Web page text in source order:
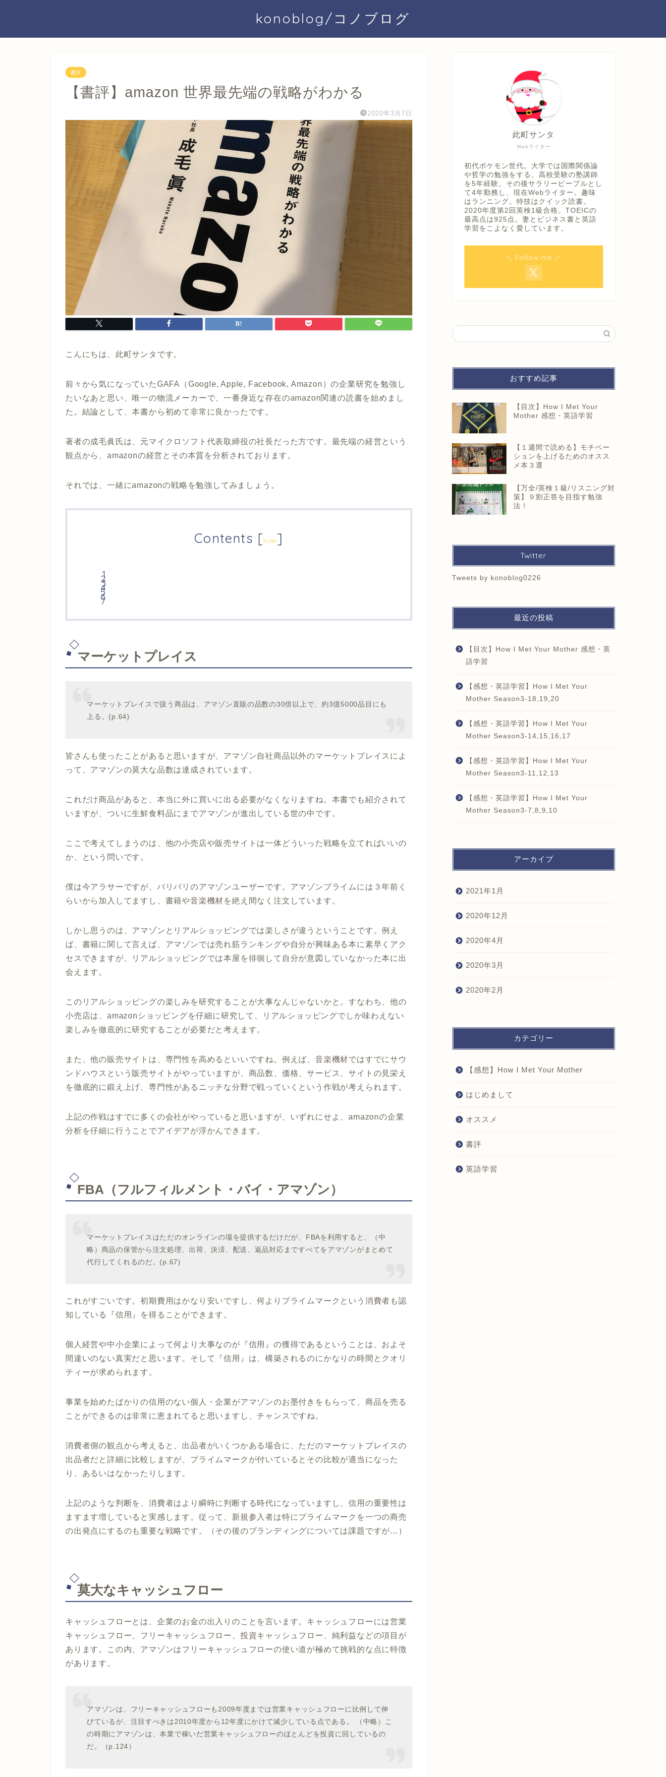
konoblog/コノブログ
書評
【書評】amazon 世界最先端の戦略がわかる
2020年3月7日
こんにちは、此町サンタです。
前々から気になっていたGAFA（Google, Apple, Facebook, Amazon）の企業研究を勉強し
たいなあと思い、唯一の物流メーカーで、一番身近な存在のamazon関連の読書を始めまし
た。結論として、本書から初めて非常に良かったです。
著者の成毛眞氏は、元マイクロソフト代表取締役の社長だった方です。最先端の経営という
観点から、 amazonの経営とその本質を分析されております。
それでは、一緒にamazonの戦略を勉強してみましょう。
Contents [hide]
マーケットプレイス
マーケットプレイスで扱う商品は、アマゾン直販の品数の30倍以上で、約3億5000品目にも
上る。(p.64)
皆さんも使ったことがあると思いますが、アマゾン自社商品以外のマーケットプレイスによ
って、アマゾンの莫大な品数は達成されています。
これだけ商品があると、本当に外に買いに出る必要がなくなりますね。本書でも紹介されて
いますが、ついに生鮮食料品にまでアマゾンが進出している世の中です。
ここで考えてしまうのは、他の小売店や販売サイトは一体どういった戦略を立てればいいの
か、という問いです。
僕は今アラサーですが、バリバリのアマゾンユーザーです。アマゾンプライムには３年前く
らいから加入してますし、書籍や音楽機材を絶え間なく注文しています。
しかし思うのは、アマゾンとリアルショッピングでは楽しさが違うということです。例え
ば、書籍に関して言えば、アマゾンでは売れ筋ランキングや自分が興味ある本に素早くアク
セスできますが、リアルショッピングでは本屋を徘徊して自分が意図していなかった本に出
会えます。
このリアルショッピングの楽しみを研究することが大事なんじゃないかと。すなわち、他の
小売店は、 amazon ショッピングを仔細に研究して、リアルショッピングでしか味わえない
楽しみを徹底的に研究することが必要だと考えます。
また、他の販売サイトは、専門性を高めるといいですね。例えば、音楽機材ではすでにサウ
ンドハウスという販売サイトがやっていますが、商品数、価格、サービス、サイトの見栄え
を徹底的に鍛え上げ、専門性があるニッチな分野で戦っていくという作戦が考えられます。
上記の作戦はすでに多くの会社がやっていると思いますが、いずれにせよ、amazonの企業
分析を仔細に行うことでアイデアが浮かんできます。
FBA （フルフィルメント・バイ・アマゾン）
マーケットプレイスはただのオンラインの場を提供するだけだが、 FBAを利用すると、（中
略）商品の保管から注文処理、出荷、決済、配送、返品対応まですべてをアマゾンがまとめて
代行してくれるのだ。(p.67)
これがすごいです。初期費用はかなり安いですし、何よりプライムマークという消費者も認
知している『信用』を得ることができます。
個人経営や中小企業によって何より大事なのが『信用』の獲得であるということは、およそ
間違いのない真実だと思います。そして『信用』は、構築されるのにかなりの時間とクオリ
ティーが求められます。
事業を始めたばかりの信用のない個人・企業がアマゾンのお墨付きをもらって、商品を売る
ことができるのは非常に恵まれてると思いますし、チャンスですね。
消費者側の観点から考えると、出品者がいくつかある場合に、ただのマーケットプレイスの
出品者だと詳細に比較しますが、プライムマークが付いているとその比較が適当になった
り、あるいはなかったりします。
上記のような判断を、消費者はより瞬時に判断する時代になっていますし、信用の重要性は
ますます増していると実感します。従って、新規参入者は特にプライムマークを一つの商売
の出発点にするのも重要な戦略です。（その後のブランディングについては課題ですが… ）
莫大なキャッシュフロー
キャッシュフローとは、企業のお金の出入りのことを言います。キャッシュフローには営業
キャッシュフロー、フリーキャッシュフロー、投資キャッシュフロー、純利益などの項目が
あります。この内、アマゾンはフリーキャッシュフローの使い道が極めて挑戦的な点に特徴
があります。
アマゾンは、フリーキャッシュフローも 2009年度までは営業キャッシュフローに比例して伸
びているが、注目すべきは2010年度から 12年度にかけて減少している点である。 （中略）こ
の時期にアマゾンは、本業で稼いだ営業キャッシュフローのほとんどを投資に回しているの
だ。（p.124）
Webライター
此町サンタ
初代ポケモン世代。大学では国際関係論
や哲学の勉強をする。高校受験の塾講師
を5年経験。その後サラリーピープルとし
て4年勤務し、現在Webライター。趣味
はランニング。特技はクイック読書。
2020年度第2回英検1級合格。TOEICの
最高点は925点。妻とビジネス書と英語
学習をこよなく愛しています。
＼ Follow me ／
おすすめ記事
【目次】How I Met Your
Mother 感想・英語学習
【１週間で読める】モチベー
ションを上げるためのオスス
メ本３選
【万全/英検１級/リスニング対
策】９割正答を目指す勉強
法！
Twitter
Tweets by konoblog0226
最近の投稿
【目次】How I Met Your Mother 感想・英
語学習
【感想・英語学習】How I Met Your
Mother Season3-18,19,20
【感想・英語学習】How I Met Your
Mother Season3-14,15,16,17
【感想・英語学習】How I Met Your
Mother Season3-11,12,13
【感想・英語学習】How I Met Your
Mother Season3-7,8,9,10
アーカイブ
2021年1月
2020年12月
2020年4月
2020年3月
2020年2月
カテゴリー
【感想】How I Met Your Mother
はじめまして
オススメ
書評
英語学習